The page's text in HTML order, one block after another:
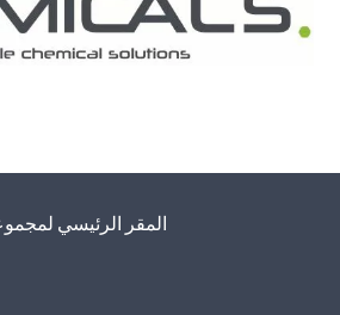
المقر الرئيسي لمجموعة